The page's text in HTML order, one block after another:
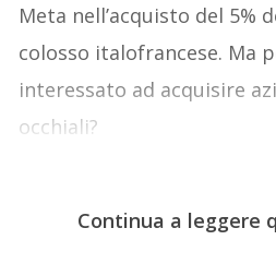
Meta nell’acquisto del 5%
colosso italofrancese. Ma
interessato ad acquisire
occhiali?
Continua a leggere